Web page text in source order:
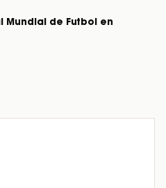
Mundial de Futbol en